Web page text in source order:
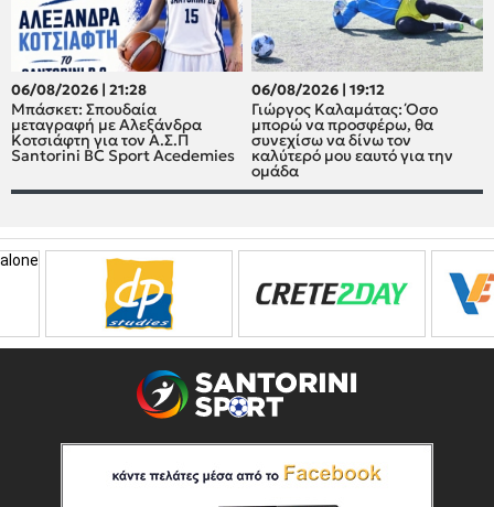
06/08/2026 | 21:28
Μπάσκετ: Σπουδαία
μεταγραφή με Αλεξάνδρα
Κοτσιάφτη για τον A.Σ.Π
Santorini BC Sport Acedemies
06/08/2026 | 19:12
Γιώργος Καλαμάτας: Όσο
μπορώ να προσφέρω, θα
συνεχίσω να δίνω τον
καλύτερό μου εαυτό για την
ομάδα